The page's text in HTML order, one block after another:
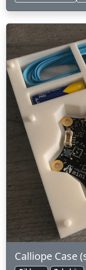
Calliope Case